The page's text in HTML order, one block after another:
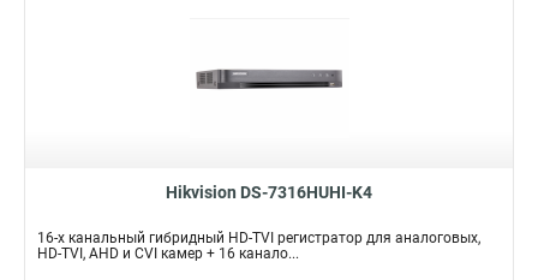
Hikvision DS-7316HUHI-K4
16-х канальный гибридный HD-TVI регистратор для аналоговых,
HD-TVI, AHD и CVI камер + 16 канало...